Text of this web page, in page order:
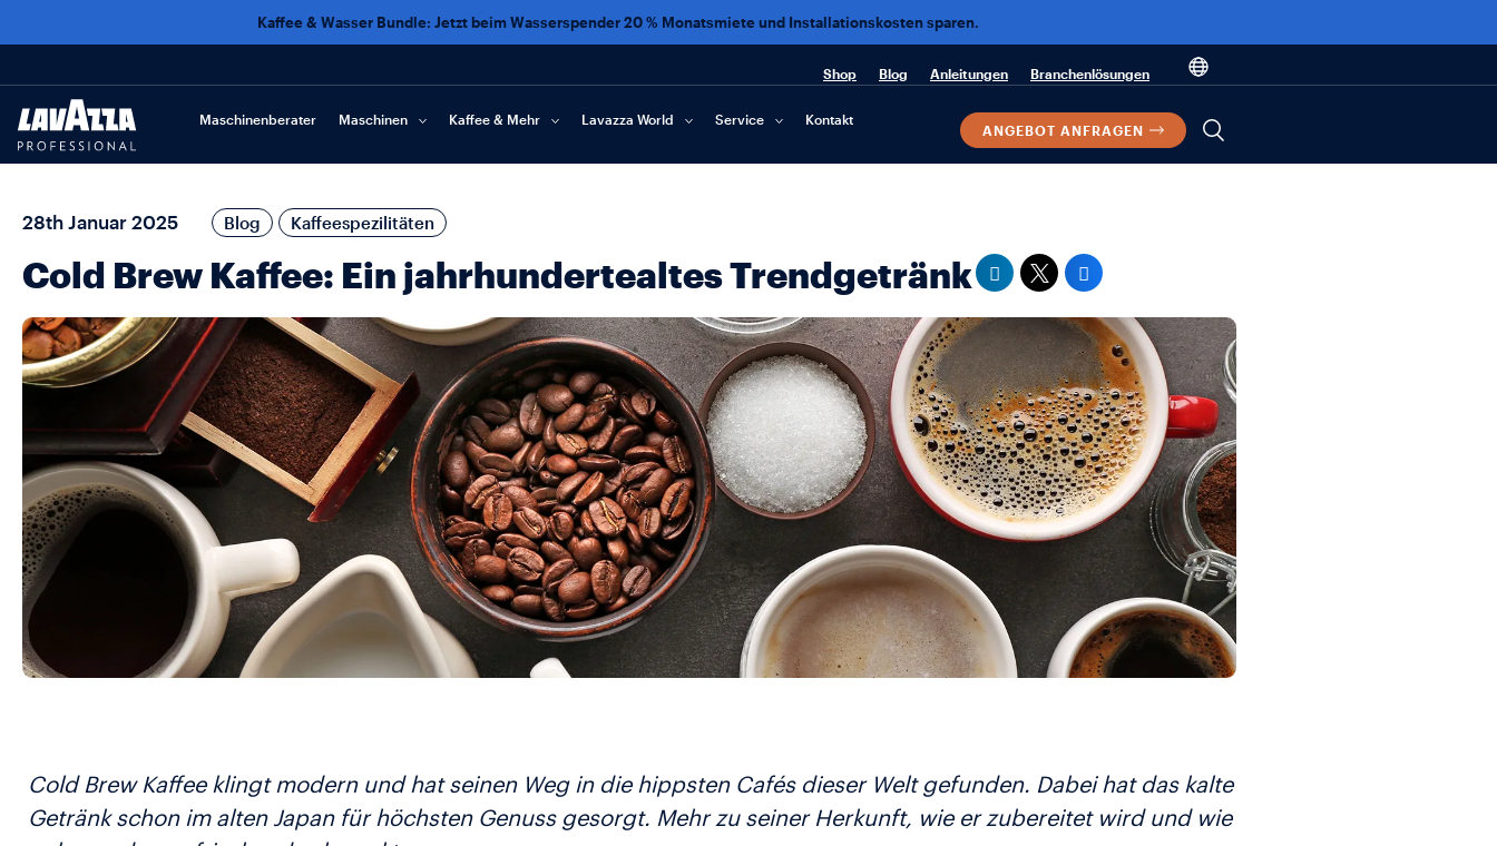
Kaffee & Wasser Bundle: Jetzt beim Wasserspender 20 % Monatsmiete und Installationskosten sparen.
Shop Blog Anleitungen Branchenlösungen
Maschinenberater Maschinen Kaffee & Mehr Lavazza World Service Kontakt
ANGEBOT ANFRAGEN
28th Januar 2025 Blog Kaffeespezilitäten
Cold Brew Kaffee: Ein jahrhundertealtes Trendgetränk
Cold Brew Kaffee klingt modern und hat seinen Weg in die hippsten Cafés dieser Welt gefunden. Dabei hat das kalte
Getränk schon im alten Japan für höchsten Genuss gesorgt. Mehr zu seiner Herkunft, wie er zubereitet wird und wie